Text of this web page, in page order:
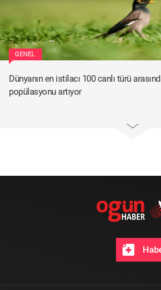
GENEL
Dünyanın en istilacı 100 canlı türü
popülasyonu artıyor